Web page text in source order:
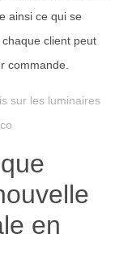
ainsi ce qui se
client peut
commande.
sur les luminaires
en